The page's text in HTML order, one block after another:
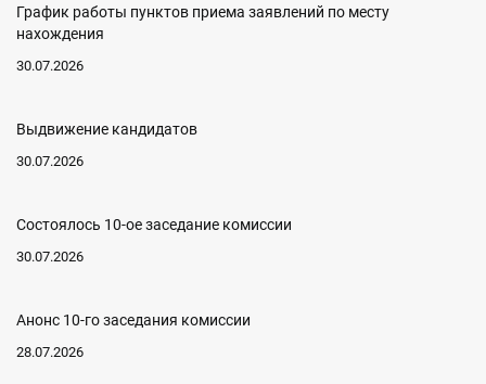
График работы пунктов приема заявлений по месту
нахождения
30.07.2026
Выдвижение кандидатов
30.07.2026
Состоялось 10-ое заседание комиссии
30.07.2026
Анонс 10-го заседания комиссии
28.07.2026